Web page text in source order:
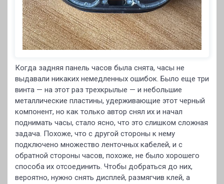
Когда задняя панель часов была снята, часы не
выдавали никаких немедленных ошибок. Было еще три
винта — на этот раз трехкрылые — и небольшие
металлические пластины, удерживающие этот черный
компонент, но как только автор снял их и начал
поднимать часы, стало ясно, что это слишком сложная
задача. Похоже, что с другой стороны к нему
подключено множество ленточных кабелей, и с
обратной стороны часов, похоже, не было хорошего
способа их отсоединить. Чтобы добраться до них,
вероятно, нужно снять дисплей, размягчив клей, а